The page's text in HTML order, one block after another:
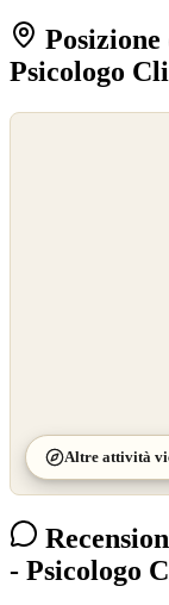
Psicologo
Altre attività
- Psicologo